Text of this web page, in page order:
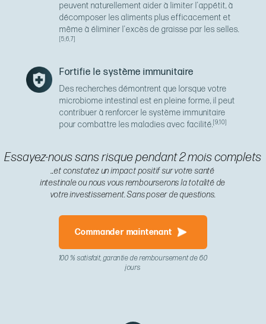
peuvent naturellement aider à limiter l'appétit, à
décomposer les aliments plus efficacement et
même à éliminer l'excès de graisse par les selles.
[5,6,7]
Fortifie le système immunitaire
Des recherches démontrent que lorsque votre
microbiome intestinal est en pleine forme, il peut
contribuer à renforcer le système immunitaire
pour combattre les maladies avec facilité.[9,10]
Essayez-nous sans risque pendant 2 mois complets
...et constatez un impact positif sur votre santé
intestinale ou nous vous rembourserons la totalité de
votre investissement. Sans poser de questions.
Commander maintenant
100 % satisfait, garantie de remboursement de 60
jours